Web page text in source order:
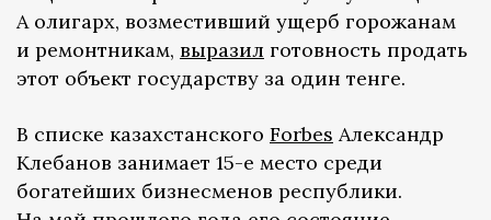
А олигарх, возместивший ущерб горожанам
и ремонтникам, выразил готовность продать
этот объект государству за один тенге.
В списке казахстанского Forbes Александр
Клебанов занимает 15-е место среди
богатейших бизнесменов республики.